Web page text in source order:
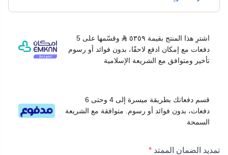
MSTXCV24HRNXT
موديل المنتج:MSTXCV24HRNXT
نوع:حار وبارد
الكفاءة:SEER 15.05
مناسب لمساحات:32-47 متر مربع
الوحدة الداخلية:1100x351x242 ملم
الوحدة الخارجية:
اشترِ هذا المنتج بقيمة ٥٣٥٩
وقسّمها على 5
دفعات مع إمكان ادفع لاحقًا، بدون فوائد أو رسوم
تأخير ومتوافق مع الشريعة الإسلامية
قسم دفعاتك بطريقة ميسرة إلى 4 وحتى 6
دفعات، بدون فوائد أو رسوم. متوافقة مع الشريعة
السمحة
تمديد الضمان الممتد *